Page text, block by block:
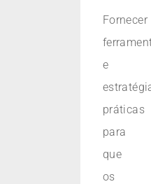
Fornecer
e
práticas
para
que
os